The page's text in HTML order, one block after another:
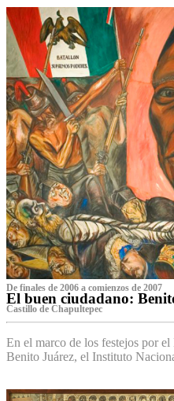
De finales de 2006 a comienzos de 2007
El buen ciudadano:
Castillo de Chapultepec
En el marco de los festejos por
Benito Juárez, el Instituto